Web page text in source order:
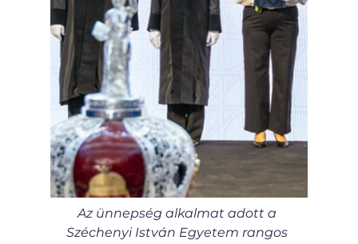
Az ünnepség alkalmat adott a
Széchenyi István Egyetem rangos